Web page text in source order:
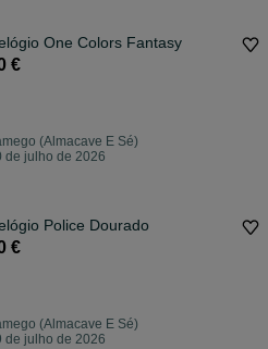
One Colors Fantasy
€
(Almacave E Sé)
de julho de 2026
Police Dourado
€
(Almacave E Sé)
de julho de 2026